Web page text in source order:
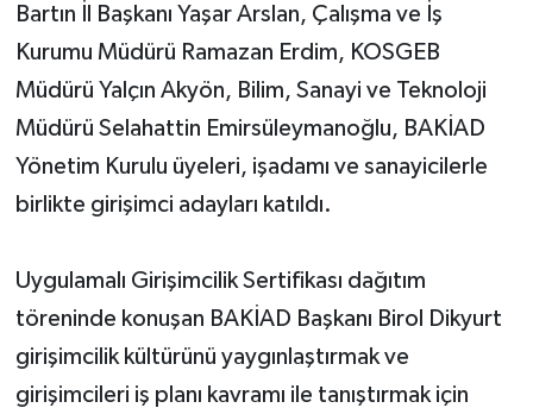
Bartın İl Başkanı Yaşar Arslan, Çalışma ve İş
Kurumu Müdürü Ramazan Erdim, KOSGEB
Müdürü Yalçın Akyön, Bilim, Sanayi ve Teknoloji
Müdürü Selahattin Emirsüleymanoğlu, BAKİAD
Yönetim Kurulu üyeleri, işadamı ve sanayicilerle
birlikte girişimci adayları katıldı.
Uygulamalı Girişimcilik Sertifikası dağıtım
töreninde konuşan BAKİAD Başkanı Birol Dikyurt
girişimcilik kültürünü yaygınlaştırmak ve
girişimcileri iş planı kavramı ile tanıştırmak için